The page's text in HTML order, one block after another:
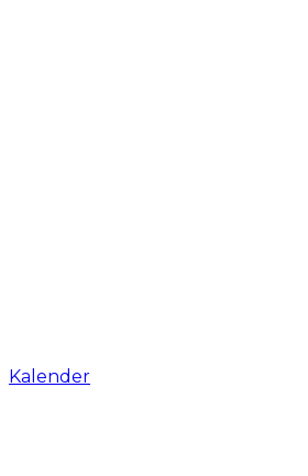
Kalender